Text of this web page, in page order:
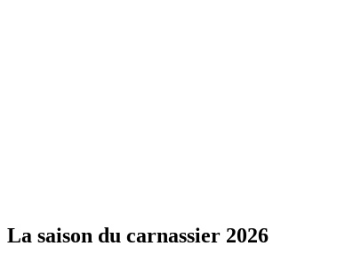
La saison du carnassier 2026